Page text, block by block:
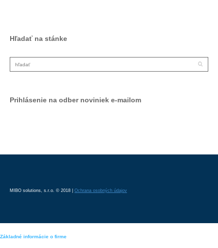
Hľadať na stánke
Prihlásenie na odber noviniek e-mailom
MIBO solutions, s.r.o. © 2018 | Ochrana osobných údajov
Základné informácie o firme